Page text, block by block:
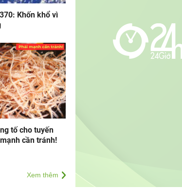
Khốn khổ vì
tố cho tuyến
cần tránh!
Xem thêm